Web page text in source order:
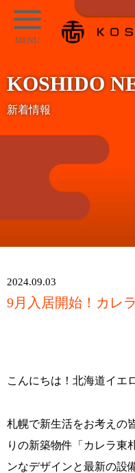
コ
ン
テ
ン
キ
ッ
KOSHIDO
メ
ュ
ー
KOSHIDO
新着情報
2024.09.03
9月入居開始！カレ
こんにちは！北海道イエ
札幌で新生活をお考えの
りの新築物件「カレラ東
ンなデザインと最新の設